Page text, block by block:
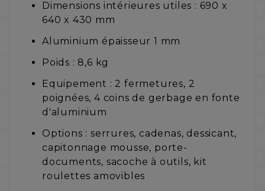
Dimensions intérieures utiles : 690 x
640 x 430 mm
Aluminium épaisseur 1 mm
Poids : 8,6 kg
Equipement : 2 fermetures, 2
poignées, 4 coins de gerbage en fonte
d'aluminium
Options : serrures, cadenas, dessicant,
capitonnage mousse, porte-
documents, sacoche à outils, kit
roulettes amovibles